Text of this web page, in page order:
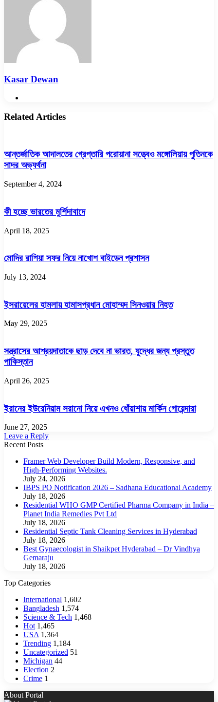
Kasar Dewan
Related Articles
আন্তর্জাতিক আদালতের গ্রেপ্তারি পরোয়ানা সত্ত্বেও মঙ্গোলিয়ায় পুতিনকে
সাদর অভ্যর্থনা
September 4, 2024
কী হচ্ছে ভারতের মুর্শিদাবাদে
April 18, 2025
মোদির রাশিয়া সফর নিয়ে নাখোশ বাইডেন প্রশাসন
July 13, 2024
ইসরায়েলের হামলায় হামাসপ্রধান মোহাম্মদ সিনওয়ার নিহত
May 29, 2025
সন্ত্রাসের আশ্রয়দাতাকে ছাড় দেবে না ভারত, যুদ্ধের জন্য প্রস্তুত
পাকিস্তান
April 26, 2025
ইরানের ইউরেনিয়াম সরানো নিয়ে এখনও ধোঁয়াশায় মার্কিন গোয়েন্দারা
June 27, 2025
Leave a Reply
Recent Posts
Framer Web Developer Build Modern, Responsive, and
High-Performing Websites.
July 24, 2026
IBPS PO Notification 2026 – Sadhana Educational Academy
July 18, 2026
Residential WHO GMP Certified Pharma Company in India –
Planet India Remedies Pvt Ltd
July 18, 2026
Residential Septic Tank Cleaning Services in Hyderabad
July 18, 2026
Best Gynaecologist in Shaikpet Hyderabad – Dr Vindhya
Gemaraju
July 18, 2026
Top Categories
International 1,602
Bangladesh 1,574
Science & Tech 1,468
Hot 1,465
USA 1,364
Trending 1,184
Uncategorized 51
Michigan 44
Election 2
Crime 1
About Portal